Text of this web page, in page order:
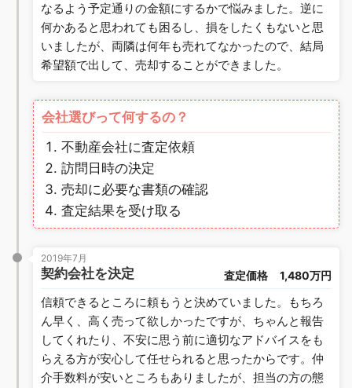
なるよう予定通りの金額にするかで悩みました。逆に
何かあると思われても困るし、損をしたくもないと思
いましたが、両隣は何年も売れてなかったので、結局
希望額で出して、売却することができました。
会社選びって何するの？
不動産会社に査定依頼
訪問日時の決定
売却に必要な書類の確認
査定結果を受け取る
2019年7月
契約会社を決定 査定価格 1,480万円
信頼できるところに頼もうと決めていました。もちろ
ん早く、高く売って欲しかったですが、ちゃんと報告
してくれたり、不安に思う前に適切なアドバイスをも
らえる方が安心して任せられると思ったからです。仲
介手数料が安いところもありましたが、担当の方の態